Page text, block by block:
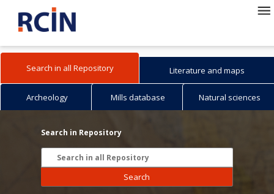
Search in all Repository Literature and maps
Archeology Mills database Natural sciences
Search in Repository
Search